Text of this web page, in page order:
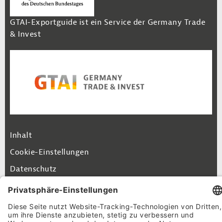
GTAI-Exportguide ist ein Service der Germany Trade
& Invest
Footer Navigation
Inhalt
Cookie-Einstellungen
Datenschutz
Impressum